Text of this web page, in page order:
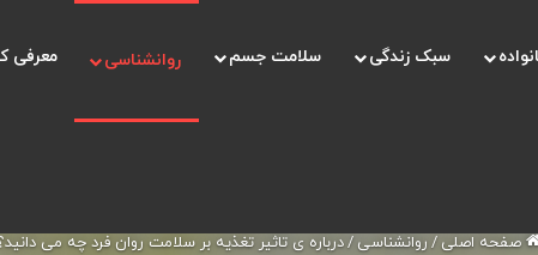
سبک زندگی سلامت جسم روانشناسی معرفی
صفحه اصلی / روانشناسی /درباره ی تاثیر تغذیه بر سلامت روان فرد چه می